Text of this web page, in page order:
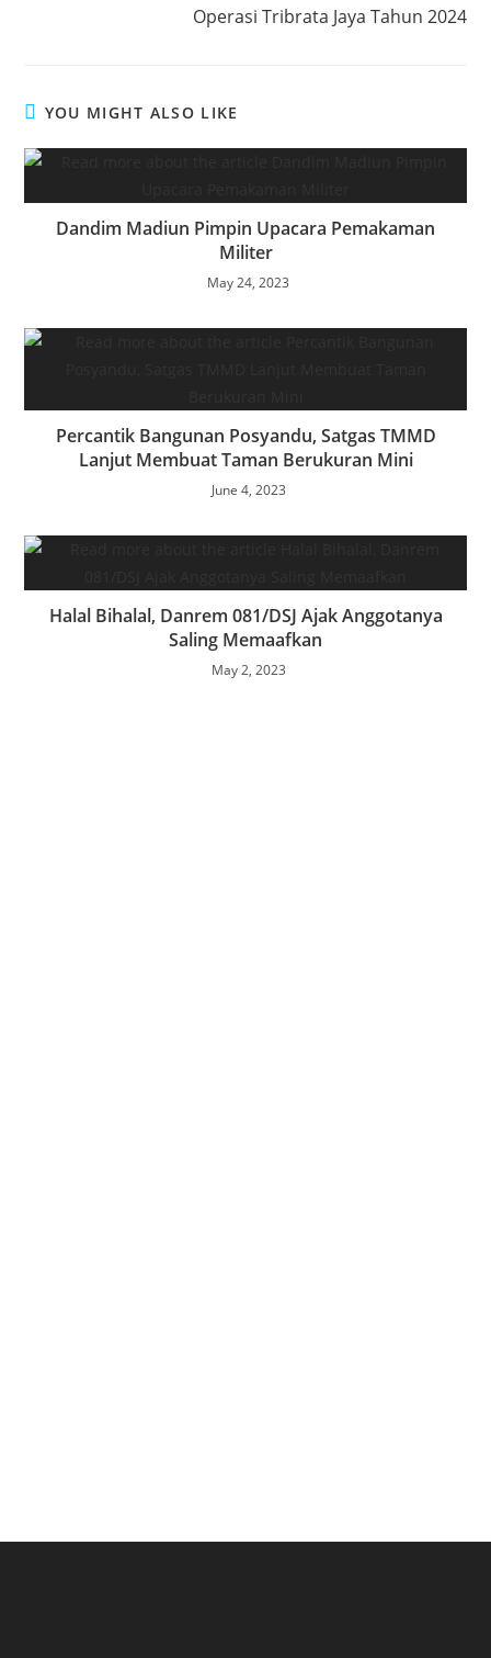
Operasi Tribrata Jaya Tahun 2024
YOU MIGHT ALSO LIKE
Dandim Madiun Pimpin Upacara Pemakaman
Militer
May 24, 2023
Percantik Bangunan Posyandu, Satgas TMMD
Lanjut Membuat Taman Berukuran Mini
June 4, 2023
Halal Bihalal, Danrem 081/DSJ Ajak Anggotanya
Saling Memaafkan
May 2, 2023